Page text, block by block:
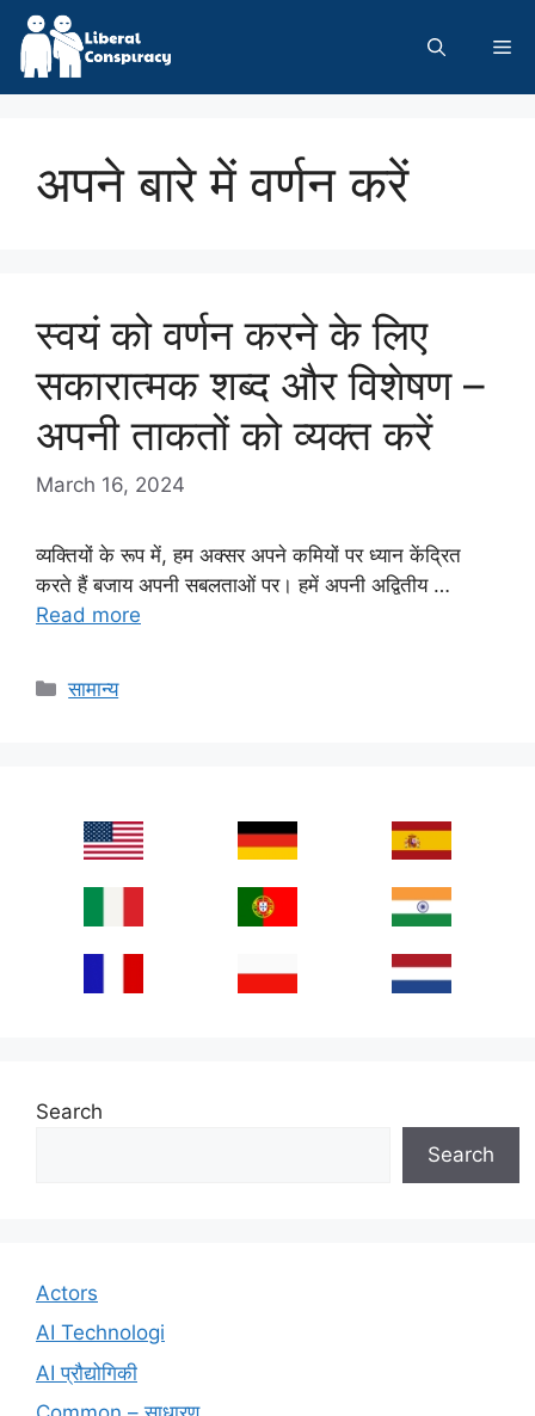
Skip
content
अपने बारे में वर्णन करें
स्वयं को वर्णन करने के लिए
सकारात्मक शब्द और विशेषण –
अपनी ताकतों को व्यक्त करें
March 16, 2024
व्यक्तियों के रूप में, हम अक्सर अपने कमियों पर ध्यान केंद्रित
करते हैं बजाय अपनी सबलताओं पर। हमें अपनी अद्वितीय …
Read more
Categories
सामान्य
Search
Search
Actors
AI Technologi
AI प्रौद्योगिकी